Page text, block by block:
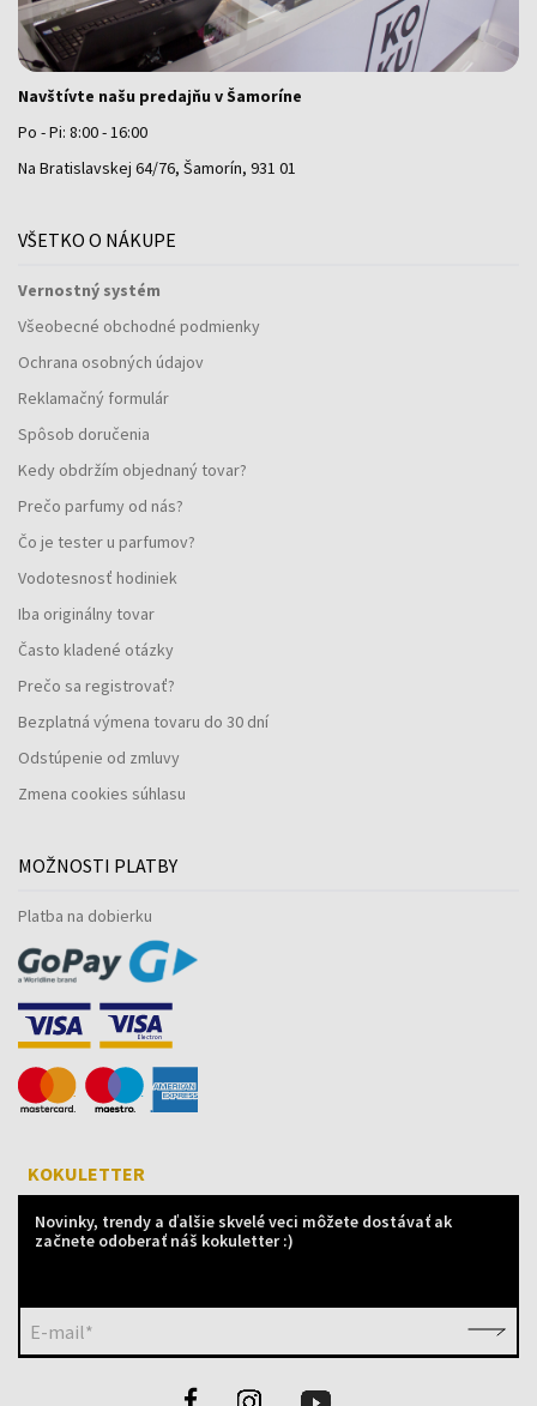
Navštívte našu predajňu v Šamoríne
Po - Pi: 8:00 - 16:00
Na Bratislavskej 64/76, Šamorín, 931 01
VŠETKO O NÁKUPE
Vernostný systém
Všeobecné obchodné podmienky
Ochrana osobných údajov
Reklamačný formulár
Spôsob doručenia
Kedy obdržím objednaný tovar?
Prečo parfumy od nás?
Čo je tester u parfumov?
Vodotesnosť hodiniek
Iba originálny tovar
Často kladené otázky
Prečo sa registrovať?
Bezplatná výmena tovaru do 30 dní
Odstúpenie od zmluvy
Zmena cookies súhlasu
MOŽNOSTI PLATBY
Platba na dobierku
KOKULETTER
Novinky, trendy a ďalšie skvelé veci môžete dostávať ak
začnete odoberať náš kokuletter :)
E-mail*